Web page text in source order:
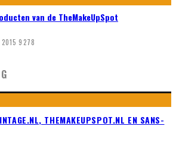
van de TheMakeUpSpot
9278
THEMAKEUPSPOT.NL EN SANS-